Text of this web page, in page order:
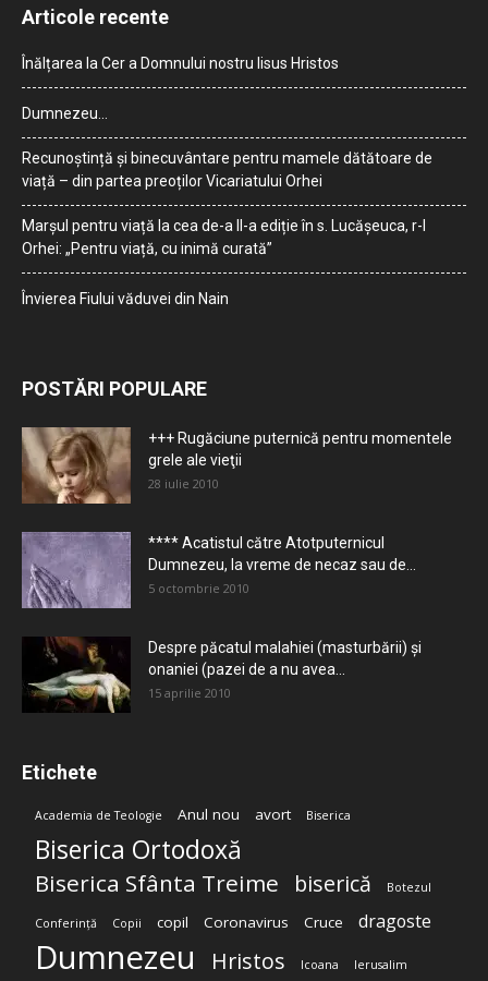
Articole recente
Înălțarea la Cer a Domnului nostru Iisus Hristos
Dumnezeu…
Recunoștință și binecuvântare pentru mamele dătătoare de
viață – din partea preoților Vicariatului Orhei
Marșul pentru viață la cea de-a II-a ediție în s. Lucășeuca, r-l
Orhei: „Pentru viață, cu inimă curată”
Învierea Fiului văduvei din Nain
POSTĂRI POPULARE
+++ Rugăciune puternică pentru momentele
grele ale vieţii
28 iulie 2010
**** Acatistul către Atotputernicul
Dumnezeu, la vreme de necaz sau de...
5 octombrie 2010
Despre păcatul malahiei (masturbării) şi
onaniei (pazei de a nu avea...
15 aprilie 2010
Etichete
Academia de Teologie Anul nou avort Biserica
Biserica Ortodoxă
Biserica Sfânta Treime biserică Botezul
Conferință Copii copil Coronavirus Cruce dragoste
Dumnezeu Hristos Icoana Ierusalim